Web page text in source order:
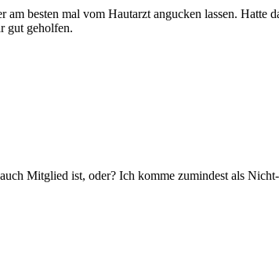
besten mal vom Hautarzt angucken lassen. Hatte
gut geholfen.
Mitglied ist, oder? Ich komme zumindest als